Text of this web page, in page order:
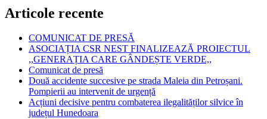
Articole recente
COMUNICAT DE PRESĂ
ASOCIAȚIA CSR NEST FINALIZEAZĂ PROIECTUL
,,GENERAȚIA CARE GÂNDEȘTE VERDE,,
Comunicat de presă
Două accidente succesive pe strada Maleia din Petroșani.
Pompierii au intervenit de urgență
Acțiuni decisive pentru combaterea ilegalităților silvice în
județul Hunedoara